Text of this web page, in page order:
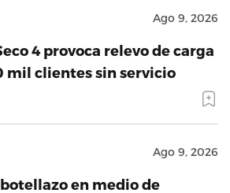
Ago 9, 2026
4 provoca relevo de carga
mil clientes sin servicio
Ago 9, 2026
en medio de